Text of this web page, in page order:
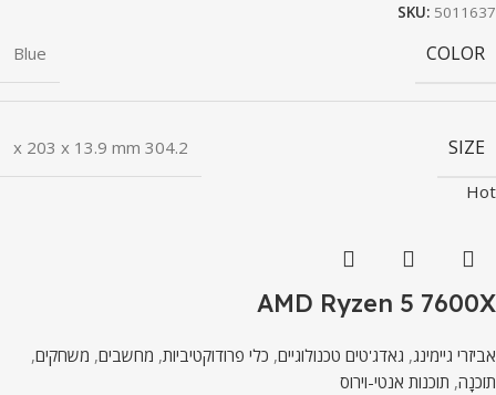
SKU: 5011637
COLOR
Blue
SIZE
304.2 x 203 x 13.9 mm
Hot
AMD Ryzen 5 7600X
אביזרי גיימינג, גאדג'טים טכנולוגיים, כלי פרודוקטיביות, מחשבים, משחקים,
תוֹכנָה, תוכנות אנטי-וירוס